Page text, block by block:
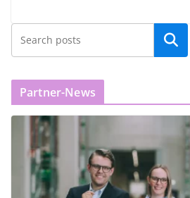
Partner-News